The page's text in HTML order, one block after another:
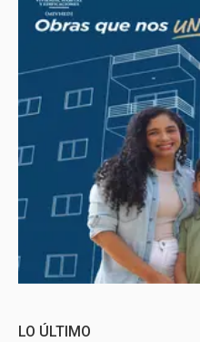
LO ÚLTIMO